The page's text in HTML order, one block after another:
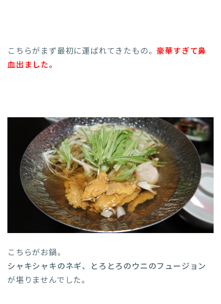
こちらがまず最初に運ばれてきたもの。豪華すぎて鼻
血出ました。
こちらがお鍋。
シャキシャキのネギ、とろとろのウニのフュージョン
が堪りませんでした。